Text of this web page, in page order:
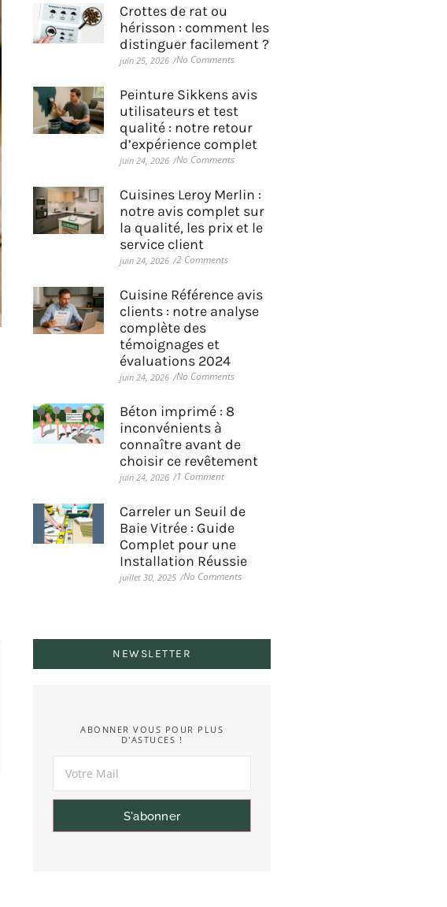
Crottes de rat ou
hérisson : comment les
distinguer facilement ?
juin 25, 2026 /No Comments
Peinture Sikkens avis
utilisateurs et test
qualité : notre retour
d’expérience complet
juin 24, 2026 /No Comments
Cuisines Leroy Merlin :
notre avis complet sur
la qualité, les prix et le
service client
juin 24, 2026 /2 Comments
Cuisine Référence avis
clients : notre analyse
complète des
témoignages et
évaluations 2024
juin 24, 2026 /No Comments
Béton imprimé : 8
inconvénients à
connaître avant de
choisir ce revêtement
juin 24, 2026 /1 Comment
Carreler un Seuil de
Baie Vitrée : Guide
Complet pour une
Installation Réussie
juillet 30, 2025 /No Comments
NEWSLETTER
ABONNER VOUS POUR PLUS
D'ASTUCES !
S'abonner